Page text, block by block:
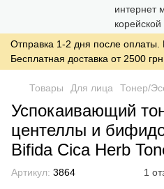
Отправка 1-2 дня после оплаты.
Бесплатная доставка от 2500
Товары Для лица Тонер/
Успокаивающий
центеллы и
Bifida Cica Herb
Артикул: 3864 1